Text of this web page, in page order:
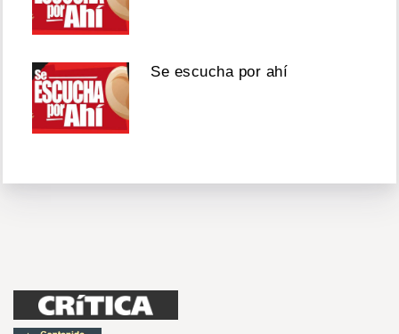
Se escucha por ahí